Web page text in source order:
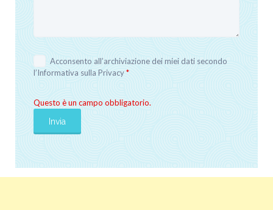
Acconsento all’archiviazione dei miei dati secondo
l’Informativa sulla Privacy*
Questo è un campo obbligatorio.